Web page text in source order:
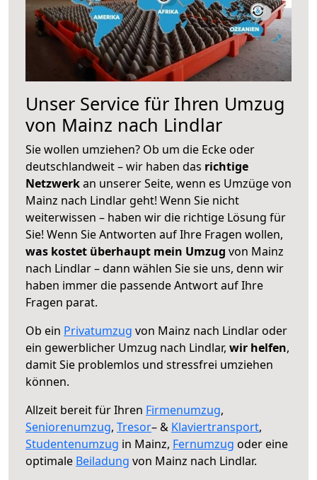
Unser Service für Ihren Umzug
von Mainz nach Lindlar
Sie wollen umziehen? Ob um die Ecke oder
deutschlandweit – wir haben das richtige
Netzwerkan unserer Seite, wenn es Umzüge von
Mainz nach Lindlar geht! Wenn Sie nicht
weiterwissen – haben wir die richtige Lösung für
Sie! Wenn Sie Antworten auf Ihre Fragen wollen,
was kostet überhaupt mein Umzug von Mainz
nach Lindlar – dann wählen Sie sie uns, denn wir
haben immer die passende Antwort auf Ihre
Fragen parat.
Ob ein Privatumzug von Mainz nach Lindlar oder
ein gewerblicher Umzug nach Lindlar, wir helfen,
damit Sie problemlos und stressfrei umziehen
können.
Allzeit bereit für Ihren Firmenumzug,
Seniorenumzug, Tresor– & Klaviertransport,
Studentenumzug in Mainz, Fernumzug oder eine
optimale Beiladung von Mainz nach Lindlar.